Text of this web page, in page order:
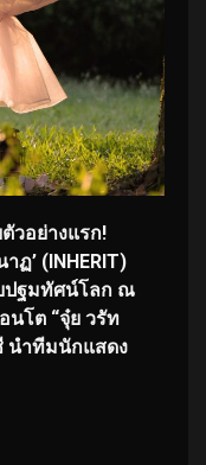
วอย่างแรก!
’ (INHERIT)
ปฐมทัศน์โลก ณ
นโต “จุ๋ย วรัท
นำทีมนักแสดง